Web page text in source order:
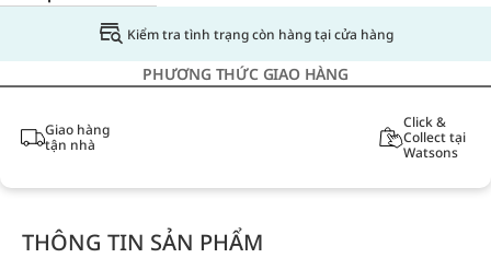
Kiểm tra tình trạng còn hàng tại cửa hàng
PHƯƠNG THỨC GIAO HÀNG
Giao hàng
tận nhà
Click &
Collect tại
Watsons
THÔNG TIN SẢN PHẨM